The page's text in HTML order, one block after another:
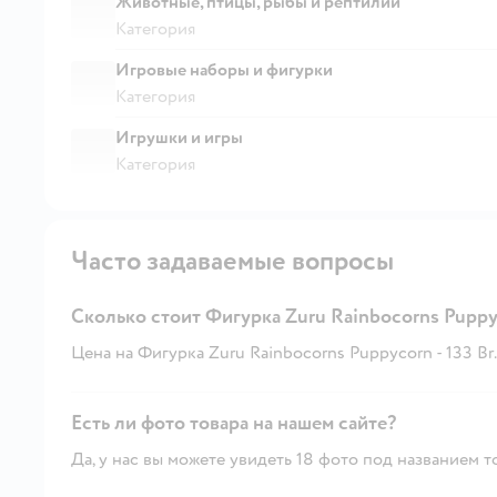
Категория
Игровые наборы и фигурки
Категория
Игрушки и игры
Категория
Часто задаваемые вопросы
Сколько стоит Фигурка Zuru Rainbocorns
Цена на Фигурка Zuru Rainbocorns Puppycorn - 133 Br.
Есть ли фото товара на нашем сайте?
Да, у нас вы можете увидеть 18 фото под названием